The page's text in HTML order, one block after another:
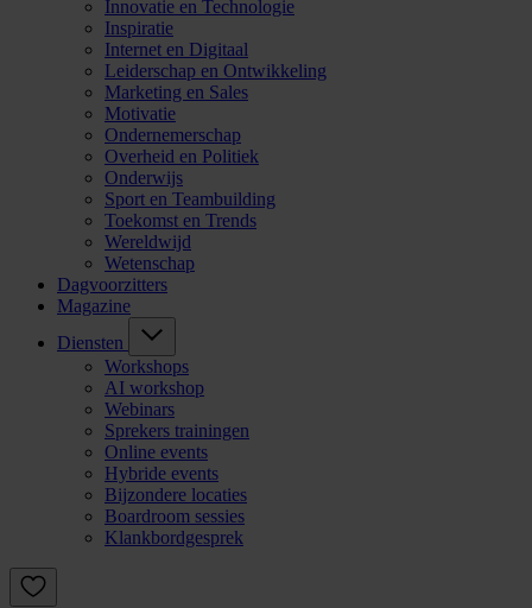
Innovatie en Technologie
Inspiratie
Internet en Digitaal
Leiderschap en Ontwikkeling
Marketing en Sales
Motivatie
Ondernemerschap
Overheid en Politiek
Onderwijs
Sport en Teambuilding
Toekomst en Trends
Wereldwijd
Wetenschap
Dagvoorzitters
Magazine
Diensten
Workshops
AI workshop
Webinars
Sprekers trainingen
Online events
Hybride events
Bijzondere locaties
Boardroom sessies
Klankbordgesprek